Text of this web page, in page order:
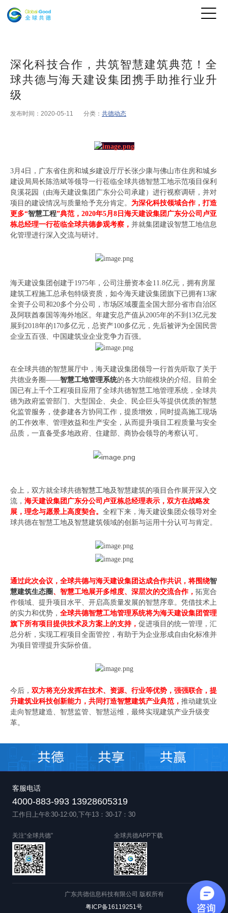
深化科技合作，共筑智慧建筑典范！全
球共德与海天建设集团携手助推行业升
级
发布时间：2020-05-11 分类： 共德动态
3月4日，广东省住房和城乡建设厅厅长张少康与佛山市住房和城乡
建设局局长陈浩斌等领导一行莅临全球共德智慧工地示范项目保利
良溪花园（由海天建设集团广东分公司承建）进行视察调研，并对
项目的建设情况与质量给予充分肯定。 为深化科技领域合作，打造
更多“智慧工程”典范，2020年5月8日海天建设集团广东分公司卢亚
栋总经理一行莅临全球共德参观考察， 并就集团建设智慧工地信息
化管理进行深入交流与研讨。
海天建设集团创建于1975年，公司注册资本金11.8亿元，拥有房屋
建筑工程施工总承包特级资质，如今海天建设集团旗下已拥有13家
全资子公司和20多个分公司，市场区域覆盖全国大部分省市自治区
及阿联酋泰国等海外地区。年建安总产值从2005年的不到13亿元发
展到2018年的170多亿元，总资产100多亿元，先后被评为全国民营
企业五百强、中国建筑业企业竞争力百强。
在全球共德的智慧展厅中，海天建设集团领导一行首先听取了关于
共德业务圈——智慧工地管理系统的各大功能模块的介绍。目前全
国已有上千个工程项目应用了全球共德智慧工地管理系统，全球共
德为政府监管部门、大型国企、央企、民企巨头等提供优质的智慧
化监管服务，使参建各方协同工作，提质增效，同时提高施工现场
的工作效率、管理效益和生产安全，从而提升项目工程质量与安全
品质，一直备受多地政府、住建部、商协会领导的考察认可。
会上，双方就全球共德智慧工地及智慧建筑的项目合作展开深入交
流， 海天建设集团广东分公司卢亚栋总经理表示，双方在战略发
展，理念与愿景上高度契合。 全程下来，海天建设集团众领导对全
球共德在智慧工地及智慧建筑领域的创新与运用十分认可与肯定。
通过此次会议，全球共德与海天建设集团达成合作共识，将围绕智
慧建筑生态圈 、智慧工地展开多维度、深层次的交流合作， 拓宽合
作领域、提升项目水平、开启高质量发展的智慧序章。凭借技术上
的实力和优势， 全球共德智慧工地管理系统将为海天建设集团管理
旗下所有项目提供技术及方案上的支持， 促进项目的统一管理，汇
总分析，实现工程项目全面管控，有助于为企业形成自由化标准并
为项目管理提升实际价值。
今后， 双方将充分发挥在技术、资源、行业等优势，强强联合，提
升建筑业科技创新能力，共同打造智慧建筑产业典范， 推动建筑业
走向智慧建造、智慧监管、智慧运维，最终实现建筑产业升级变
革。
客服电话
4000-883-993 13928605319
工作日上午8:30-12:00,下午13：30-17：30
关注“全球共德” 全球共德APP下载
广东共德信息科技有限公司 版权所有
粤ICP备16119251号